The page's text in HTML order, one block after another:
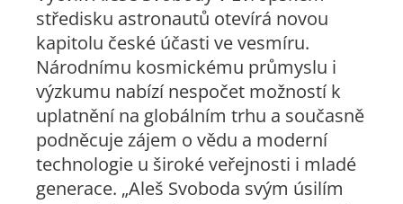
středisku astronautů otevírá novou
kapitolu české účasti ve vesmíru.
Národnímu kosmickému průmyslu i
výzkumu nabízí nespočet možností k
uplatnění na globálním trhu a současně
podněcuje zájem o vědu a moderní
technologie u široké veřejnosti i mladé
generace. „Aleš Svoboda svým úsilím